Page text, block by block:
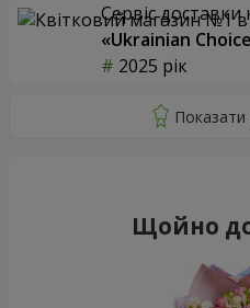
Сервіс доставки
«Ukrainian
2025 рік
Щойно